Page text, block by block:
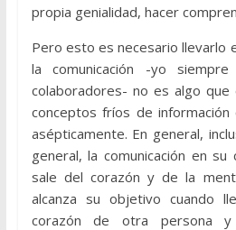
propia genialidad, hacer
Pero esto es necesario llevarlo
la comunicación -yo
colaboradores- no es algo que
conceptos fríos de información
asépticamente. En general,
general, la comunicación en
sale del corazón y de la
alcanza su objetivo cuando
corazón de otra persona